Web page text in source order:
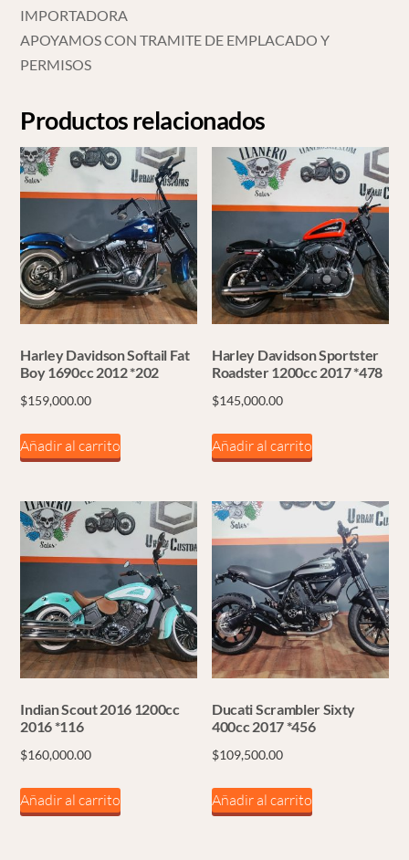
IMPORTADORA
APOYAMOS CON TRAMITE DE EMPLACADO Y
PERMISOS
Productos relacionados
Harley Davidson Softail Fat
Boy 1690cc 2012 *202
$159,000.00
Añadir al carrito
Harley Davidson Sportster
Roadster 1200cc 2017 *478
$145,000.00
Añadir al carrito
Indian Scout 2016 1200cc
2016 *116
$160,000.00
Añadir al carrito
Ducati Scrambler Sixty
400cc 2017 *456
$109,500.00
Añadir al carrito